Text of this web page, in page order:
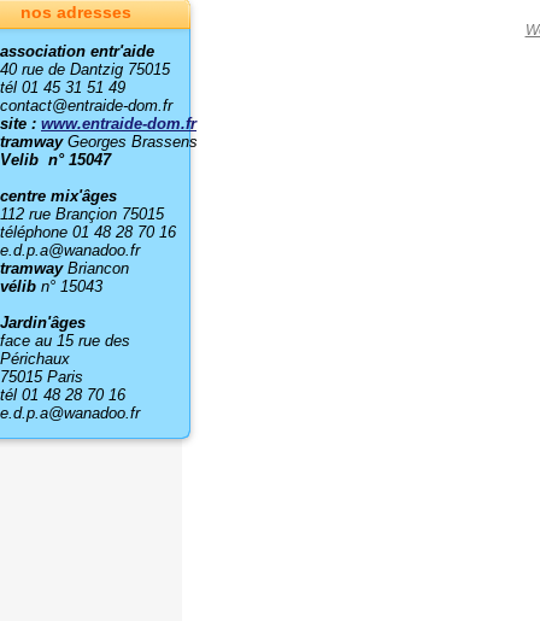
nos adresses
association entr'aide
40 rue de Dantzig 75015
tél 01 45 31 51 49
contact@entraide-dom.fr
site : www.entraide-dom.fr
tramway Georges Brassens
Velib n° 15047
centre mix'âges
112 rue Brançion 75015
téléphone 01 48 28 70 16
e.d.p.a@wanadoo.fr
tramwayBriancon
vélib n° 15043
Jardin'âges
face au 15 rue des
Périchaux
75015 Paris
tél 01 48 28 70 16
e.d.p.a@wanadoo.fr